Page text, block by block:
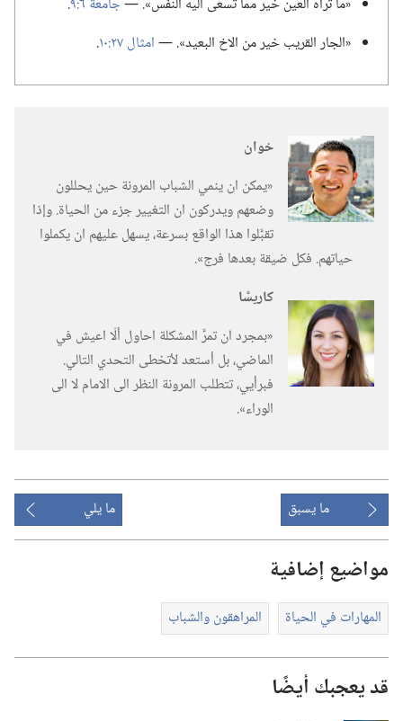
‏«ما تراه العين خير مما تسعى اليه النفس».‏ —‏جامعة ٦:‏٩
‏.‏
‏«الجار القريب خير من الاخ البعيد».‏ —‏امثال ٢٧:‏١٠ ‏.‏
خوان
‏«يمكن ان ينمي الشباب المرونة حين يحللون
وضعهم ويدركون ان التغيير جزء من الحياة.‏ وإذا
تقبَّلوا هذا الواقع بسرعة،‏ يسهل عليهم ان يكملوا
حياتهم.‏ فكل ضيقة بعدها فرج».‏
كاريسَّا
‏«بمجرد ان تمرَّ المشكلة احاول ألّا اعيش في
الماضي،‏ بل أستعد لأتخطى التحدي التالي.‏
فبرأيي،‏ تتطلب المرونة النظر الى الامام لا الى
الوراء».‏
ما يسبق ما يلي
مواضيع إضافية
المهارات في الحياة المراهقون والشباب
قد يعجبك أيضًا